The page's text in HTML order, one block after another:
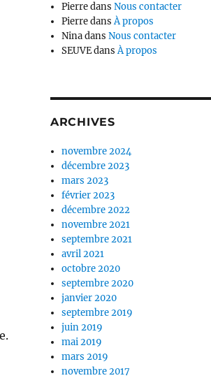
PierredansNous contacter
PierredansÀ propos
NinadansNous contacter
SEUVEdansÀ propos
ARCHIVES
novembre 2024
décembre 2023
mars 2023
février 2023
décembre 2022
novembre 2021
septembre 2021
avril 2021
octobre 2020
septembre 2020
janvier 2020
septembre 2019
juin 2019
mai 2019
mars 2019
novembre 2017